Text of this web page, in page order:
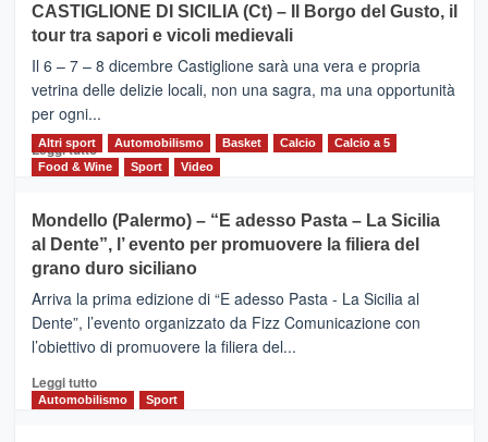
MOIO
ALCANTARA
–
Vivicittà,
alla
scoperta
del
territorio,
e
messaggi
di
CASTIGLIONE DI SICILIA (Ct) – Il Borgo del Gusto, il
tour tra sapori e vicoli medievali
Il 6 – 7 – 8 dicembre Castiglione sarà una vera e propria
vetrina delle delizie locali, non una sagra, ma una opportunità
per ogni...
Leggi tuttoLeggi
di
CASTIGLIONE
DI
SICILIA
(Ct)
–
Il
Borgo
Gusto,
il
Altri sport Automobilismo Basket Calcio
Calcio a 5
Food & Wine
Sport Video
Mondello (Palermo) – “E adesso Pasta – La Sicilia
al Dente”, l’ evento per promuovere la filiera del
grano duro siciliano
Arriva la prima edizione di “E adesso Pasta - La Sicilia al
Dente”, l’evento organizzato da Fizz Comunicazione con
l’obiettivo di promuovere la filiera del...
Leggi tuttoLeggi
di
Automobilismo Sport